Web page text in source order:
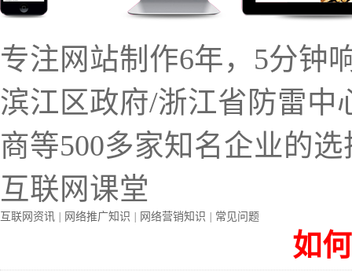
专注网站制作6年，5分钟
滨江区政府/浙江省防雷中
商等500多家知名企业的选
互联网课堂
互联网资讯 网络推广知识 网络营销知识 常见问题
如